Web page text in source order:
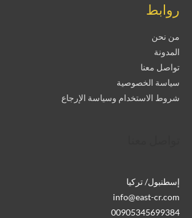
روابط
من نحن
المدونة
تواصل معنا
سياسة الخصوصية
شروط الاستخدام وسياسة الإرجاع
إسطنبول/ تركيا
info@east-cr.com
00905345699384